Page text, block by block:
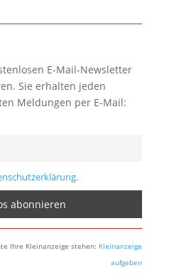
E-Mail-Newsletter
Sie erhalten jeden
Meldungen per E-Mail:
Ihre Kleinanzeige stehen: Kleinanzeige
aufgeben